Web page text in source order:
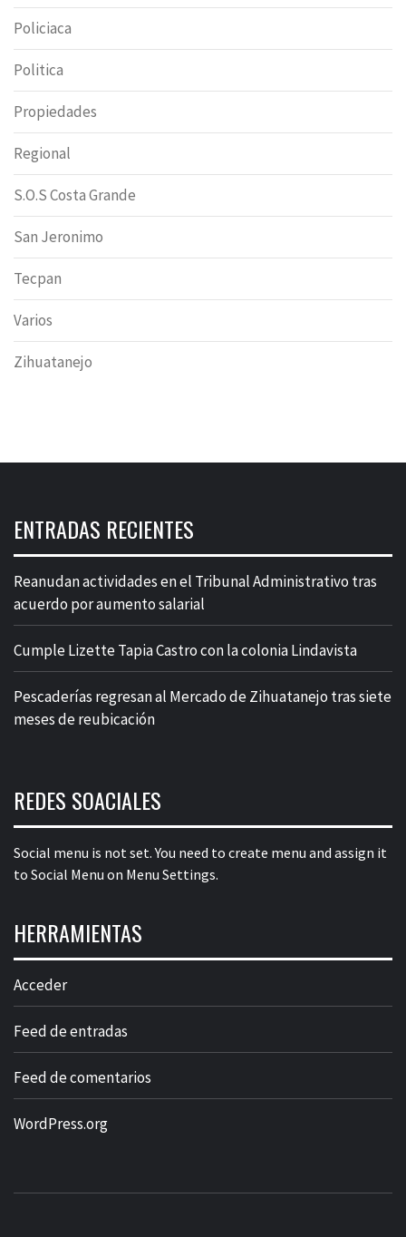
Policiaca
Politica
Propiedades
Regional
S.O.S Costa Grande
San Jeronimo
Tecpan
Varios
Zihuatanejo
ENTRADAS RECIENTES
Reanudan actividades en el Tribunal Administrativo tras
acuerdo por aumento salarial
Cumple Lizette Tapia Castro con la colonia Lindavista
Pescaderías regresan al Mercado de Zihuatanejo tras siete
meses de reubicación
REDES SOACIALES
Social menu is not set. You need to create menu and assign it
to Social Menu on Menu Settings.
HERRAMIENTAS
Acceder
Feed de entradas
Feed de comentarios
WordPress.org